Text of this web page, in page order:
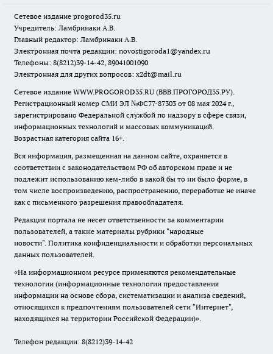
Сетевое издание progorod35.ru
Учредитель: Ламбринаки А.В.
Главный редактор: Ламбринаки А.В.
Электронная почта редакции: novostigoroda1@yandex.ru
Телефоны: 8(8212)39-14-42, 89041001090
Электронная для других вопросов: x2dt@mail.ru
Сетевое издание WWW.PROGOROD35.RU (ВВВ.ПРОГОРОД35.РУ).
Регистрационный номер СМИ ЭЛ №ФС77-87303 от 08 мая 2024 г.,
зарегистрировано Федеральной службой по надзору в сфере связи,
информационных технологий и массовых коммуникаций.
Возрастная категория сайта 16+.
Вся информация, размещенная на данном сайте, охраняется в
соответствии с законодательством РФ об авторском праве и не
подлежит использованию кем-либо в какой бы то ни было форме, в
том числе воспроизведению, распространению, переработке не иначе
как с письменного разрешения правообладателя.
Редакция портала не несет ответственности за комментарии
пользователей, а также материалы рубрики "народные
новости". Политика конфиденциальности и обработки персональных
данных пользователей.
«На информационном ресурсе применяются рекомендательные
технологии (информационные технологии предоставления
информации на основе сбора, систематизации и анализа сведений,
относящихся к предпочтениям пользователей сети "Интернет",
находящихся на территории Российской Федерации)».
Телефон редакции: 8(8212)39-14-42